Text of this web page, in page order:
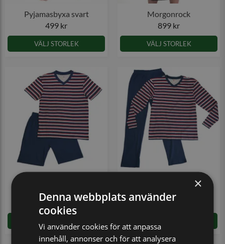
Pyjamasbyxa svart
499 kr
VÄLJ STORLEK
Morgonrock
899 kr
VÄLJ STORLEK
Pyjamas 906 kort ärm
250 kr (499 kr)
Pyjamas 907 lång ärm
300 kr(599 kr)
×
Denna webbplats använder
cookies
Vi använder cookies för att anpassa
innehåll, annonser och för att analysera